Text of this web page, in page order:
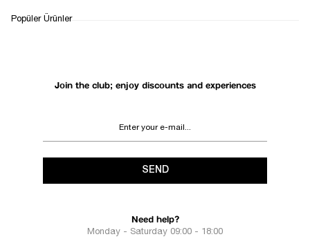
RETURN AND EXCHANGE
Join the club; enjoy discounts and experiences
SEND
Need help?
Monday - Saturday 09:00 - 18:00
Popüler Ürünler